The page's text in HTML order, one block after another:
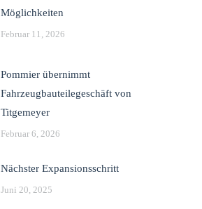
Möglichkeiten
Februar 11, 2026
Pommier übernimmt
Fahrzeugbauteilegeschäft von
Titgemeyer
Februar 6, 2026
Nächster Expansionsschritt
Juni 20, 2025